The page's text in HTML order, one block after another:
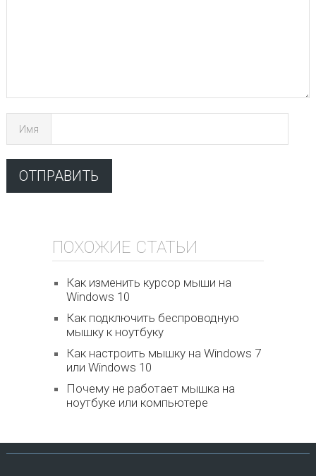
Имя
ПОХОЖИЕ СТАТЬИ
Как изменить курсор мыши на
Windows 10
Как подключить беспроводную
мышку к ноутбуку
Как настроить мышку на Windows 7
или Windows 10
Почему не работает мышка на
ноутбуке или компьютере